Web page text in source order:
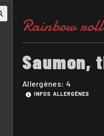
Rainbow roll
Saumon,
Allergènes: 4
INFOS ALLERGÈNES